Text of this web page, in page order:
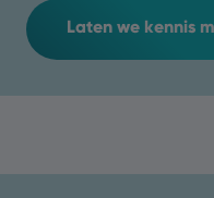
Laten we kennis